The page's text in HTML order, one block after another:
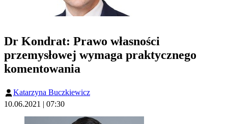
Dr Kondrat: Prawo własności
przemysłowej wymaga praktycznego
komentowania
Katarzyna Buczkiewicz
10.06.2021 | 07:30